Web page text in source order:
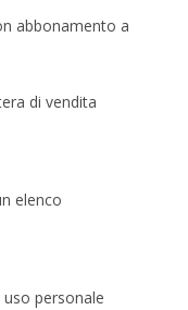
abbonamento a
di vendita
elenco
personale